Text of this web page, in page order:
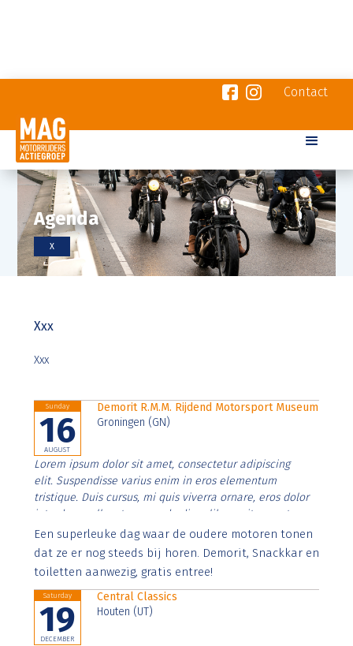
Contact
Agenda
X
Xxx
Xxx
Sunday
16
AUGUST
Demorit R.M.M. Rijdend Motorsport Museum
Groningen (GN)
Lorem ipsum dolor sit amet, consectetur adipiscing
elit. Suspendisse varius enim in eros elementum
tristique. Duis cursus, mi quis viverra ornare, eros dolor
interdum nulla, ut commodo diam libero vitae erat.
Aenean faucibus nibh et justo cursus id rutrum lorem
imperdiet. Nunc ut sem vitae risus tristique posuere.
Een superleuke dag waar de oudere motoren tonen
dat ze er nog steeds bij horen. Demorit, Snackkar en
toiletten aanwezig, gratis entree!
Saturday
19
DECEMBER
Central Classics
Houten (UT)